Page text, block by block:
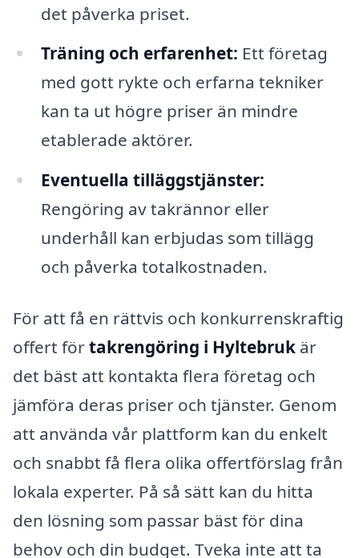
det påverka priset.
Träning och erfarenhet: Ett företag
med gott rykte och erfarna tekniker
kan ta ut högre priser än mindre
etablerade aktörer.
Eventuella tilläggstjänster:
Rengöring av takrännor eller
underhåll kan erbjudas som tillägg
och påverka totalkostnaden.
För att få en rättvis och konkurrenskraftig
offert förtakrengöring i Hyltebruk är
det bäst att kontakta flera företag och
jämföra deras priser och tjänster. Genom
att använda vår plattform kan du enkelt
och snabbt få flera olika offertförslag från
lokala experter. På så sätt kan du hitta
den lösning som passar bäst för dina
behov och din budget. Tveka inte att ta